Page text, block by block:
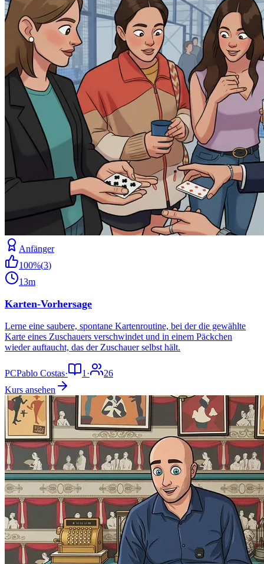
Anfänger
100%(3)
13m
Karten-Vorhersage
Lerne eine saubere, spontane Kartenroutine, bei der die gewählte
Karte eines Zuschauers verschwindet und in einem Päckchen
wieder auftaucht, das der Zuschauer selbst hält.
PCPablo Costas· 1 ·
26
Kurs ansehen